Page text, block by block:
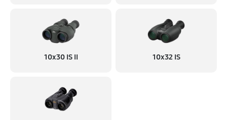
10x30 IS II 10x32 IS